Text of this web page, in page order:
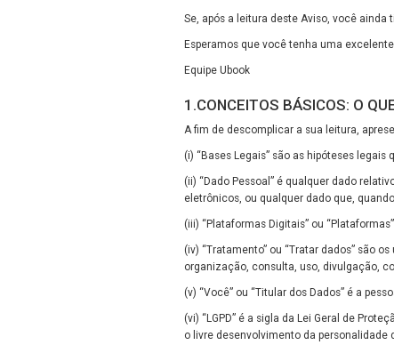
Se, após a leitura deste Aviso, você
Esperamos que você tenha uma
Equipe Ubook
1.CONCEITOS BÁSICOS: O
A fim de descomplicar a sua leitura,
(i) “Bases Legais” são as hipóteses
(ii) “Dado Pessoal” é qualquer dado
eletrônicos, ou qualquer dado que,
(iii) “Plataformas Digitais” ou
(iv) “Tratamento” ou “Tratar dados” são
organização, consulta, uso, divulgação,
(v) “Você” ou “Titular dos Dados” é a
(vi) “LGPD” é a sigla da Lei Geral de
o livre desenvolvimento da personalidade